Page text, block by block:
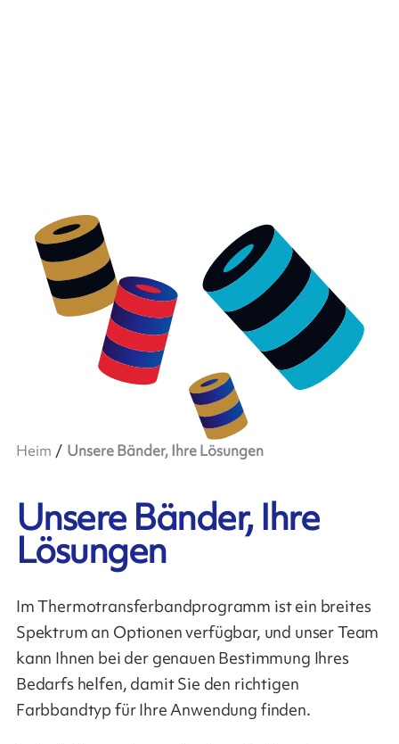
Heim Unsere Bänder, Ihre Lösungen
Unsere Bänder, Ihre
Lösungen
Im Thermotransferbandprogramm ist ein breites
Spektrum an Optionen verfügbar, und unser Team
kann Ihnen bei der genauen Bestimmung Ihres
Bedarfs helfen, damit Sie den richtigen
Farbbandtyp für Ihre Anwendung finden.